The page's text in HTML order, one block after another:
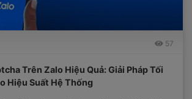
57
Trên Zalo Hiệu Quả: Giải Pháp Tối
Hiệu Suất Hệ Thống